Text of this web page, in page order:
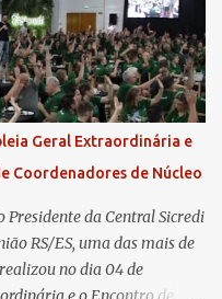
Geral Extraordinária e
Coordenadores de Núcleo
Presidente da Central Sicredi
RS/ES, uma das mais de
no dia 04 de